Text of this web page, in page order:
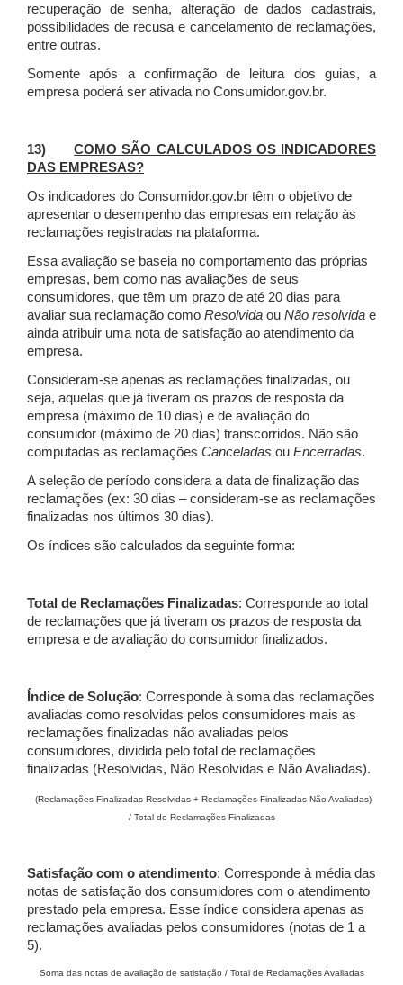
recuperação de senha, alteração de dados cadastrais,
possibilidades de recusa e cancelamento de reclamações,
entre outras.
Somente após a confirmação de leitura dos guias, a
empresa poderá ser ativada no Consumidor.gov.br.
13)COMO SÃO CALCULADOS OS INDICADORES
DAS EMPRESAS?
Os indicadores do Consumidor.gov.br têm o objetivo de
apresentar o desempenho das empresas em relação às
reclamações registradas na plataforma.
Essa avaliação se baseia no comportamento das próprias
empresas, bem como nas avaliações de seus
consumidores, que têm um prazo de até 20 dias para
avaliar sua reclamação como Resolvida ou Não resolvida e
ainda atribuir uma nota de satisfação ao atendimento da
empresa.
Consideram-se apenas as reclamações finalizadas, ou
seja, aquelas que já tiveram os prazos de resposta da
empresa (máximo de 10 dias) e de avaliação do
consumidor (máximo de 20 dias) transcorridos. Não são
computadas as reclamações Canceladas ou Encerradas.
A seleção de período considera a data de finalização das
reclamações (ex: 30 dias – consideram-se as reclamações
finalizadas nos últimos 30 dias).
Os índices são calculados da seguinte forma:
Total de Reclamações Finalizadas: Corresponde ao total
de reclamações que já tiveram os prazos de resposta da
empresa e de avaliação do consumidor finalizados.
Índice de Solução: Corresponde à soma das reclamações
avaliadas como resolvidas pelos consumidores mais as
reclamações finalizadas não avaliadas pelos
consumidores, dividida pelo total de reclamações
finalizadas (Resolvidas, Não Resolvidas e Não Avaliadas).
(Reclamações Finalizadas Resolvidas + Reclamações Finalizadas Não Avaliadas)
/ Total de Reclamações Finalizadas
Satisfação com o atendimento: Corresponde à média das
notas de satisfação dos consumidores com o atendimento
prestado pela empresa. Esse índice considera apenas as
reclamações avaliadas pelos consumidores (notas de 1 a
5).
Soma das notas de avaliação de satisfação / Total de Reclamações Avaliadas